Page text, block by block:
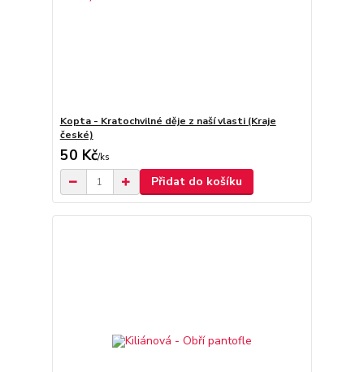
Kopta - Kratochvilné děje z naší vlasti (Kraje
české)
50 Kč/ks
Přidat do košíku